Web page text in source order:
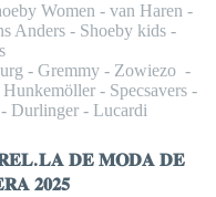
Women - van Haren -
Anders - Shoeby kids -
- Gremmy - Zowiezo -
- Specsavers -
Durlinger - Lucardi
𝐃𝐄 𝐌𝐎𝐃𝐀 𝐃𝐄
𝟐𝟎𝟐𝟓